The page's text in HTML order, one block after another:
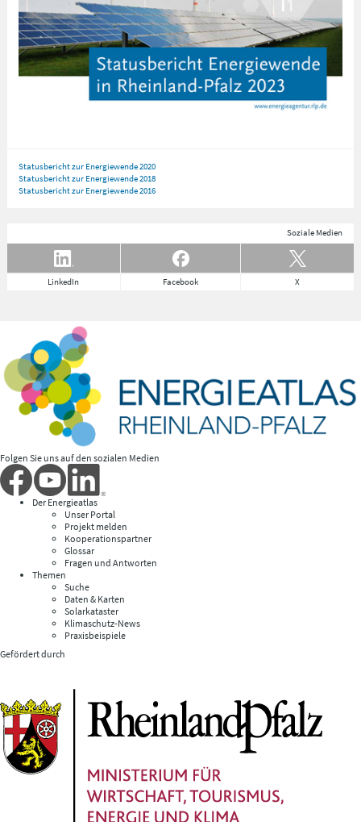
Statusbericht zur Energiewende 2020
Statusbericht zur Energiewende 2018
Statusbericht zur Energiewende 2016
Soziale Medien
LinkedIn Facebook X
Folgen Sie uns auf den sozialen Medien
Der Energieatlas
Unser Portal
Projekt melden
Kooperationspartner
Glossar
Fragen und Antworten
Themen
Suche
Daten & Karten
Solarkataster
Klimaschutz-News
Praxisbeispiele
Gefördert durch